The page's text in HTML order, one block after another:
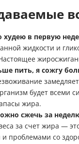
худею в первую
жидкости и
пить, я сожгу
будет всеми
жира.
сжечь за
за счет жира —
проблемами со